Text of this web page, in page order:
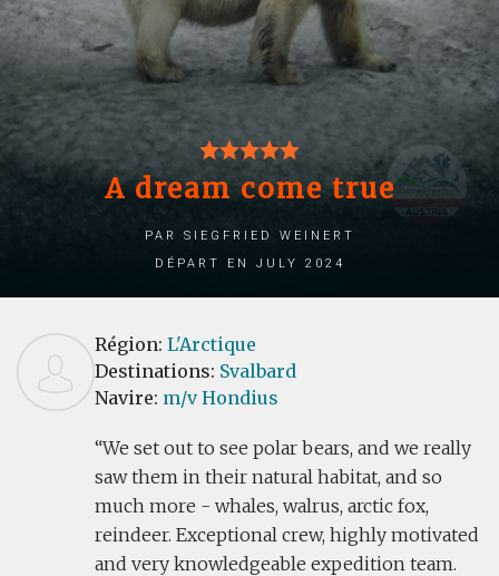
A dream come true
par Siegfried Weinert
Départ en July 2024
Région: L'Arctique
Destinations: Svalbard
Navire: m/v Hondius
We set out to see polar bears, and we really
saw them in their natural habitat, and so
much more - whales, walrus, arctic fox,
reindeer. Exceptional crew, highly motivated
and very knowledgeable expedition team.